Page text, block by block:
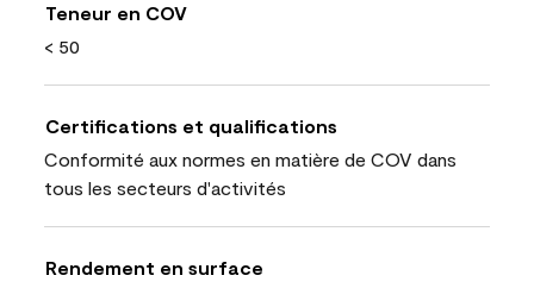
Teneur en COV
< 50
Certifications et qualifications
Conformité aux normes en matière de COV dans
tous les secteurs d'activités
Rendement en surface